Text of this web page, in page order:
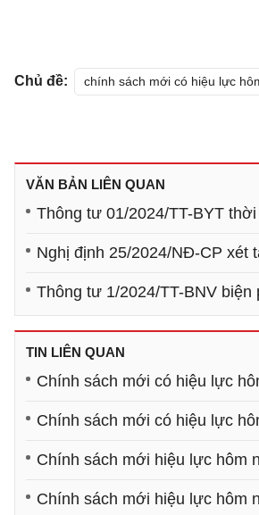
Chủ đề: chính sách mới có hiệu lực
VĂN BẢN LIÊN QUAN
Thông tư 01/2024/TT-BYT
Nghị định 25/2024/NĐ-CP xét
Thông tư 1/2024/TT-BNV
TIN LIÊN QUAN
Chính sách mới có hiệu lực
Chính sách mới có hiệu lực
Chính sách mới hiệu lực hôm
Chính sách mới hiệu lực hôm